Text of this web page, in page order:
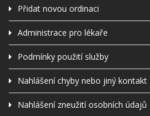
Přidat novou ordinaci
Administrace pro lékaře
Podmínky použití služby
Nahlášení chyby nebo jiný kontakt
Nahlášení zneužití osobních údajů